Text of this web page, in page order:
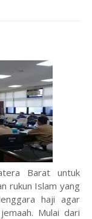
Barat untuk
rukun Islam yang
haji agar
Mulai dari